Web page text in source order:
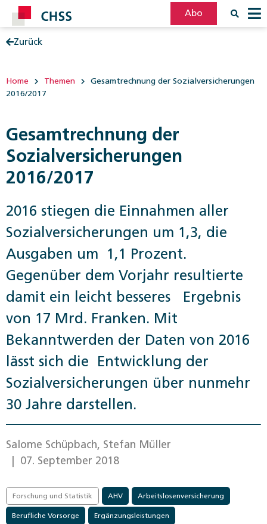
Abo
Zurück
Home Themen
Gesamtrechnung der Sozialversicherungen
2016/2017
Gesamtrechnung der
Sozialversicherungen
2016/2017
2016 stiegen die Einnahmen aller
Sozialversicherungen um 1,3, die
Ausgaben um 1,1 Prozent.
Gegenüber dem Vorjahr resultierte
damit ein leicht besseres Ergebnis
von 17 Mrd. Franken. Mit
Bekanntwerden der Daten von 2016
lässt sich die Entwicklung der
Sozialversicherungen über nunmehr
30 Jahre darstellen.
Salome Schüpbach, Stefan Müller
| 07. September 2018
Forschung und Statistik AHV Arbeitslosenversicherung
Berufliche Vorsorge Ergänzungsleistungen